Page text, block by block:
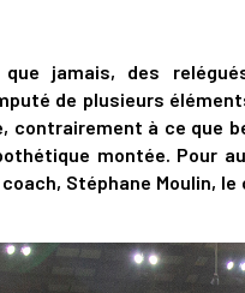
jamais, des
de plusieurs
contrairement à ce que
montée. Pour
Stéphane Moulin,